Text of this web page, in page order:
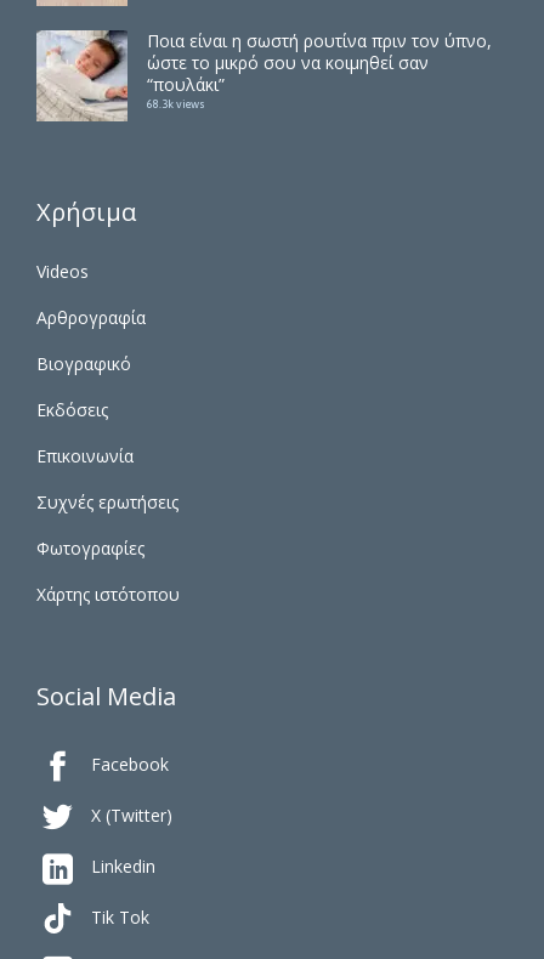
Ποια είναι η σωστή ρουτίνα πριν τον ύπνο,
ώστε το μικρό σου να κοιμηθεί σαν
“πουλάκι”
68.3k views
Χρήσιμα
Videos
Αρθρογραφία
Βιογραφικό
Εκδόσεις
Επικοινωνία
Συχνές ερωτήσεις
Φωτογραφίες
Χάρτης ιστότοπου
Social Media
 Facebook
 X (Twitter)
 Linkedin
Tik Tok